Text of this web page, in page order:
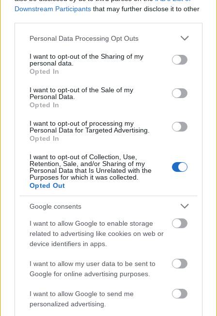
Downstream Participants that may further disclose it to other
Please note that this website/app uses one or more Google
not limited to your visit or usage behaviour. You may click to
grant or deny consent to Google and its third-party tags to
use your data for below specified purposes in below Google
consent section.
Personal Data Processing Opt Outs
I want to opt-out of the Sharing of my
personal data.
Opted In
I want to opt-out of the Sale of my
Personal Data.
Opted In
I want to opt-out of processing my
Personal Data for Targeted Advertising.
Opted In
I want to opt-out of Collection, Use,
Retention, Sale, and/or Sharing of my
Personal Data that Is Unrelated with the
Purposes for which it was collected.
Opted Out
Google consents
I want to allow Google to enable storage
related to advertising like cookies on web or
device identifiers in apps.
I want to allow my user data to be sent to
Google for online advertising purposes.
I want to allow Google to send me
personalized advertising.
Elképesztő, kiknek termelnek most
hasznot Jeffrey Epstein magánszigetei
Államfőjelöltekről tárgyal ma a Tisza-frakció
2,27 milliárd forintot fizetett vissza az
államnak a Mészáros Lőrinchez köthető
magántőkealap
HÍREK 2 órája